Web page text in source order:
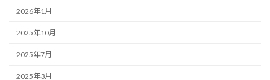
2026年1月
2025年10月
2025年7月
2025年3月